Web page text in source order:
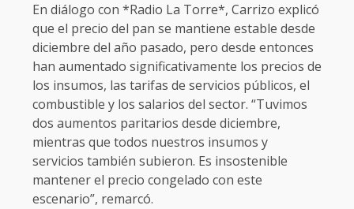
En diálogo con *Radio La Torre*, Carrizo explicó
que el precio del pan se mantiene estable desde
diciembre del año pasado, pero desde entonces
han aumentado significativamente los precios de
los insumos, las tarifas de servicios públicos, el
combustible y los salarios del sector. “Tuvimos
dos aumentos paritarios desde diciembre,
mientras que todos nuestros insumos y
servicios también subieron. Es insostenible
mantener el precio congelado con este
escenario”, remarcó.